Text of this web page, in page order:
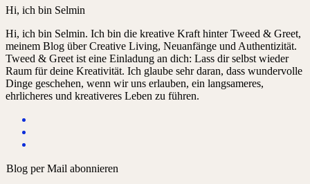
Hi, ich bin Selmin
Hi, ich bin Selmin. Ich bin die kreative Kraft hinter Tweed & Greet,
meinem Blog über Creative Living, Neuanfänge und Authentizität.
Tweed & Greet ist eine Einladung an dich: Lass dir selbst wieder
Raum für deine Kreativität. Ich glaube sehr daran, dass wundervolle
Dinge geschehen, wenn wir uns erlauben, ein langsameres,
ehrlicheres und kreativeres Leben zu führen.
Blog per Mail abonnieren